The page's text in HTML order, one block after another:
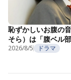
恥ずかしいお腹の
そら）は「腹ベル
2026/8/5 ドラマ